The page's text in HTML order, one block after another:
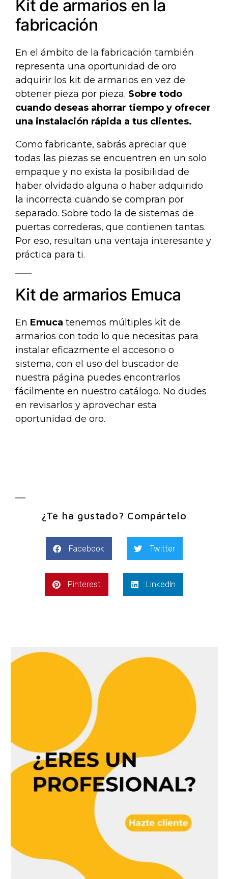
Kit de armarios en la
fabricación
En el ámbito de la fabricación también
representa una oportunidad de oro
adquirir los kit de armarios en vez de
obtener pieza por pieza. Sobre todo
cuando deseas ahorrar tiempo y ofrecer
una instalación rápida a tus clientes.
Como fabricante, sabrás apreciar que
todas las piezas se encuentren en un solo
empaque y no exista la posibilidad de
haber olvidado alguna o haber adquirido
la incorrecta cuando se compran por
separado. Sobre todo la de sistemas de
puertas correderas, que contienen tantas.
Por eso, resultan una ventaja interesante y
práctica para ti.
Kit de armarios Emuca
En Emuca tenemos múltiples kit de
armarios con todo lo que necesitas para
instalar eficazmente el accesorio o
sistema, con el uso del buscador de
nuestra página puedes encontrarlos
fácilmente en nuestro catálogo. No dudes
en revisarlos y aprovechar esta
oportunidad de oro.
¿Te ha gustado? Compártelo
Facebook Twitter
Pinterest LinkedIn